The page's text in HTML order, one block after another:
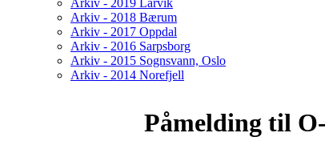
Arkiv - 2019 Larvik
Arkiv - 2018 Bærum
Arkiv - 2017 Oppdal
Arkiv - 2016 Sarpsborg
Arkiv - 2015 Sognsvann, Oslo
Arkiv - 2014 Norefjell
Påmelding til